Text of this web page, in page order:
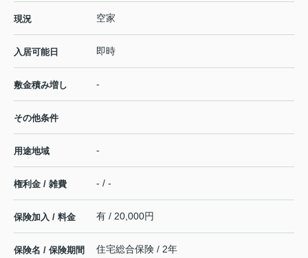
現況 空家
入居可能日 即時
敷金積み増し -
その他条件
用途地域 -
権利金 / 雑費 - / -
保険加入 / 料金 有 / 20,000円
保険名 / 保険期間 住宅総合保険 / 2年